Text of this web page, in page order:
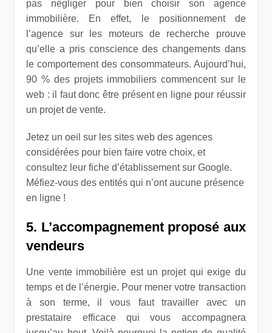
pas négliger pour bien choisir son agence
immobilière. En effet, le positionnement de
l’agence sur les moteurs de recherche prouve
qu’elle a pris conscience des changements dans
le comportement des consommateurs. Aujourd’hui,
90 % des projets immobiliers commencent sur le
web : il faut donc être présent en ligne pour réussir
un projet de vente.
Jetez un oeil sur les sites web des agences
considérées pour bien faire votre choix, et
consultez leur fiche d’établissement sur Google.
Méfiez-vous des entités qui n’ont aucune présence
en ligne !
5. L’accompagnement proposé aux
vendeurs
Une vente immobilière est un projet qui exige du
temps et de l’énergie. Pour mener votre transaction
à son terme, il vous faut travailler avec un
prestataire efficace qui vous accompagnera